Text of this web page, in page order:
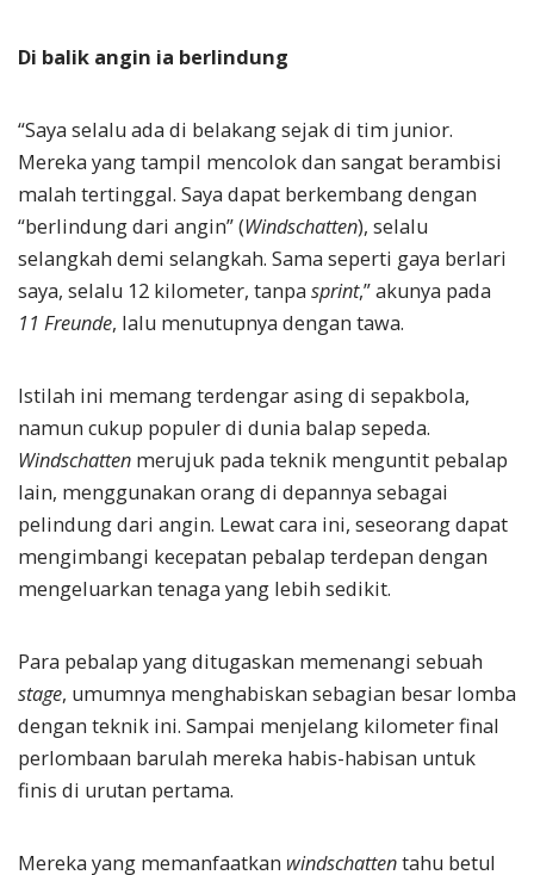
Di balik angin ia berlindung
“Saya selalu ada di belakang sejak di tim junior.
Mereka yang tampil mencolok dan sangat berambisi
malah tertinggal. Saya dapat berkembang dengan
“berlindung dari angin” (Windschatten), selalu
selangkah demi selangkah. Sama seperti gaya berlari
saya, selalu 12 kilometer, tanpa sprint,” akunya pada
11 Freunde, lalu menutupnya dengan tawa.
Istilah ini memang terdengar asing di sepakbola,
namun cukup populer di dunia balap sepeda.
Windschatten merujuk pada teknik menguntit pebalap
lain, menggunakan orang di depannya sebagai
pelindung dari angin. Lewat cara ini, seseorang dapat
mengimbangi kecepatan pebalap terdepan dengan
mengeluarkan tenaga yang lebih sedikit.
Para pebalap yang ditugaskan memenangi sebuah
stage, umumnya menghabiskan sebagian besar lomba
dengan teknik ini. Sampai menjelang kilometer final
perlombaan barulah mereka habis-habisan untuk
finis di urutan pertama.
Mereka yang memanfaatkan windschattentahu betul